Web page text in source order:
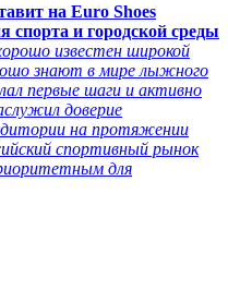
на Euro Shoes
спорта и городской среды
известен широкой
знают в мире лыжного
первые шаги и активно
доверие
на протяжении
спортивный рынок
для